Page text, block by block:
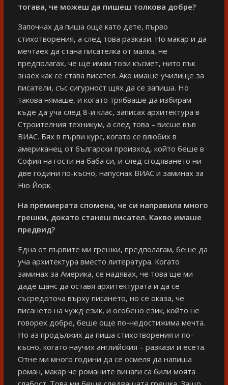
тогава, че можеш да пишеш толкова добре?
Започнах да пиша още като дете, първо
стихотворения, а след това разкази. Но макар и да
мечтаех да стана писателка от малка, не
предполагах, че ще имам този късмет, нито пък
знаех как се става писател. Ако имаше училище за
писатели, със сигурност щях да се запиша. Но
такова нямаше, и когато трябваше да избирам
къде да уча след 8-и клас, записах архитектура в
Строителния техникум, а след това – висше във
ВИАС. Бях в първи курс, когато се влюбих в
американец от български произход, който беше в
София на гости на баба си, и след сгодяването ни
две години по-късно, напуснах ВИАС и заминах за
Ню Йорк.
На премиерата спомена, че си направила много
грешки, докато станеш писател. Какво имаше
предвид?
Една от първите ми грешки, предполагам, беше да
уча архитектура вместо литература. Когато
заминах за Америка, се надявах, че това ще ми
даде шанс да оставя архитектурата и да се
съсредоточа върху писането, но се оказа, че
писането на чужд език, и особено език, който не
говорех добре, беше още по-недостижима мечта.
Но аз продължих да пиша стихотворения и по-
късно, когато научих английския – разкази и есета.
Отне ми много години да се осмеля да напиша
роман, макар че романите винаги са били моята